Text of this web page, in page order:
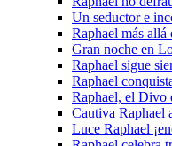
Un seductor e
Raphael más allá
Gran noche en
Raphael sigue
Raphael
Raphael, el Divo
Cautiva Raphael
Luce Raphael